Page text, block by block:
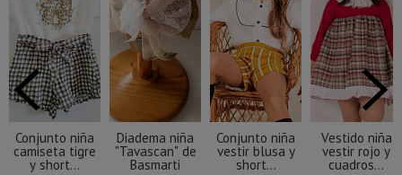
Conjunto niña
camiseta tigre
y short...
Diadema niña
"Tavascan" de
Basmarti
Conjunto niña
vestir blusa y
short...
Vestido niña
vestir rojo y
cuadros...